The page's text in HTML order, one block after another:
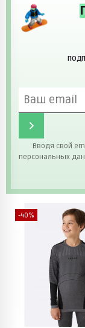
Вводя свой
персональных
-40%